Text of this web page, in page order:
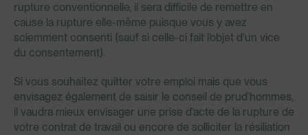
rupture conventionnelle, il sera difficile de remettre en
cause la rupture elle-même puisque vous y avez
sciemment consenti (sauf si celle-ci fait l’objet d’un vice
du consentement).
Si vous souhaitez quitter votre emploi mais que vous
envisagez également de saisir le conseil de prud’hommes,
il vaudra mieux envisager une prise d’acte de la rupture de
votre contrat de travail ou encore de solliciter la résiliation